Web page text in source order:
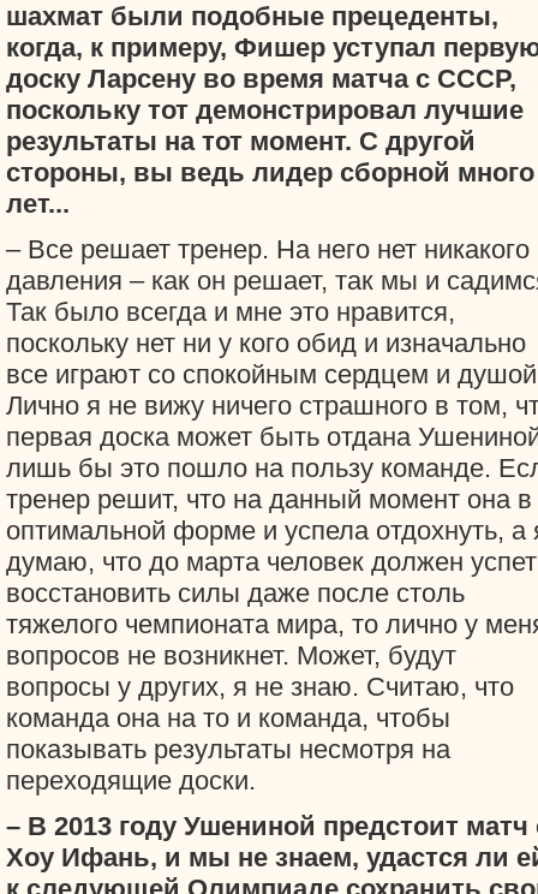
шахмат были подобные прецеденты,
когда, к примеру, Фишер уступал
доску Ларсену во время матча с СССР,
поскольку тот демонстрировал лучшие
результаты на тот момент. С другой
стороны, вы ведь лидер сборной много
лет...
– Все решает тренер. На него нет никакого
давления – как он решает, так мы и
Так было всегда и мне это нравится,
поскольку нет ни у кого обид и изначально
все играют со спокойным сердцем и
Лично я не вижу ничего страшного в том,
первая доска может быть отдана
лишь бы это пошло на пользу команде.
тренер решит, что на данный момент она в
оптимальной форме и успела отдохнуть, а
думаю, что до марта человек должен
восстановить силы даже после столь
тяжелого чемпионата мира, то лично у
вопросов не возникнет. Может, будут
вопросы у других, я не знаю. Считаю, что
команда она на то и команда, чтобы
показывать результаты несмотря на
переходящие доски.
– В 2013 году Ушениной предстоит матч
Хоу Ифань, и мы не знаем, удастся ли